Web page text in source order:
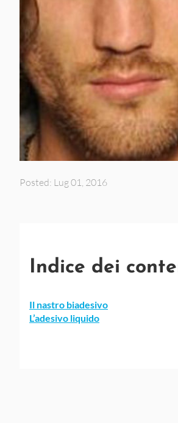
Posted: Lug 01, 2016
Indice dei
Il nastro biadesivo
L’adesivo liquido